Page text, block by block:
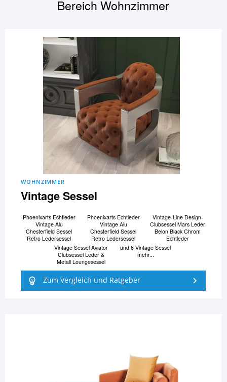
BereichWohnzimmer
WOHNZIMMER
Vintage Sessel
Phoenixarts Echtleder
Vintage Alu
Chesterfield Sessel
Retro Ledersessel
Phoenixarts Echtleder
Vintage Alu
Chesterfield Sessel
Retro Ledersessel
Vintage-Line Design-
Clubsessel Mars Leder
Belon Black Chrom
Echtleder
Vintage Sessel Aviator
Clubsessel Leder &
Metall Loungesessel
und 6 Vintage Sessel
mehr...
Zum Vergleich und Ratgeber